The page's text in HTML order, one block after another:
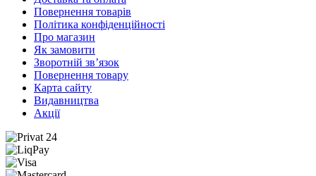
Повернення товарів
Політика конфіденційності
Про магазин
Як замовити
Зворотній зв’язок
Повернення товару
Карта сайту
Видавництва
Акції